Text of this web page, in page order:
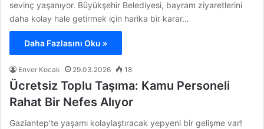
sevinç yaşanıyor. Büyükşehir Belediyesi, bayram ziyaretlerini
daha kolay hale getirmek için harika bir karar…
Daha Fazlasını Oku »
Enver Kocak 29.03.2026 18
Ücretsiz Toplu Taşıma: Kamu Personeli
Rahat Bir Nefes Alıyor
Gaziantep’te yaşamı kolaylaştıracak yepyeni bir gelişme var!